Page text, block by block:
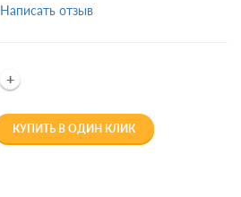
Написать отзыв
+
КУПИТЬ В ОДИН КЛИК